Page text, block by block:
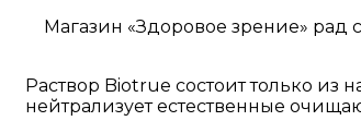
Магазин «Здоровое зрение» рад
Раствор Biotrue состоит только из
нейтрализует естественные